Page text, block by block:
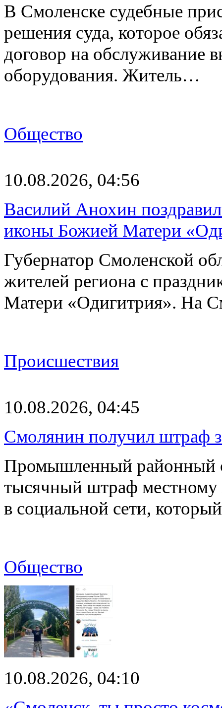
В Смоленске судебные
решения суда, которое
договор на обслуживание
оборудования. Житель…
Общество
10.08.2026, 04:56
Василий Анохин
иконы Божией Матери
Губернатор Смоленской
жителей региона с
Матери «Одигитрия». На
Происшествия
10.08.2026, 04:45
Смолянин получил штраф
Промышленный районный
тысячный штраф
в социальной сети,
Общество
10.08.2026, 04:10